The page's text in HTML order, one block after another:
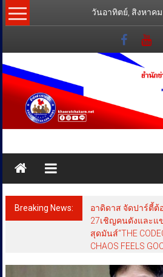
Skip
to
วันอาทิตย์, สิงหาคม
สำนัก
ข่าว
ราชการ
ทุกข์
ข้าง
Breaking News:
อาดิดาส จัดปาร์ตี้ต้
27เชิญคนดังและแ
สุดมันส์“THE
CHAOS FEELS